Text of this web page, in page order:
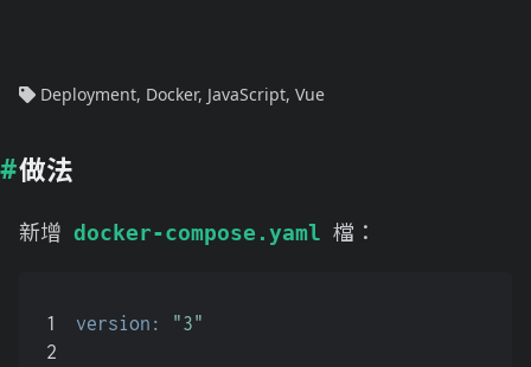
Deployment, Docker, JavaScript, Vue
做法
新增 docker-compose.yaml 檔：
1
2
version: "3"